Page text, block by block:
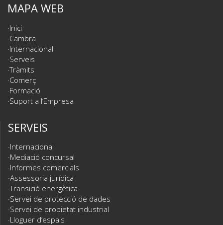
MAPA WEB
Inici
Cambra
Internacional
Serveis
Tràmits
Comerç
Formació
Suport a l’Empresa
SERVEIS
Internacional
Mediació concursal
Informes comercials
Assessoria jurídica
Transició energètica
Servei de protecció de dades
Servei de propietat industrial
Lloguer d’espais